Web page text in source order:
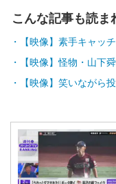
こんな記事も読ま
【映像】素手キャッ
【映像】怪物・山下
【映像】笑いながら